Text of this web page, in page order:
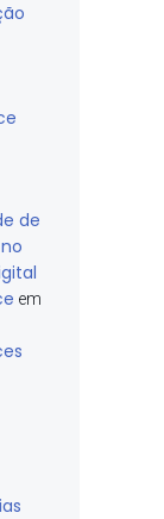
de
em